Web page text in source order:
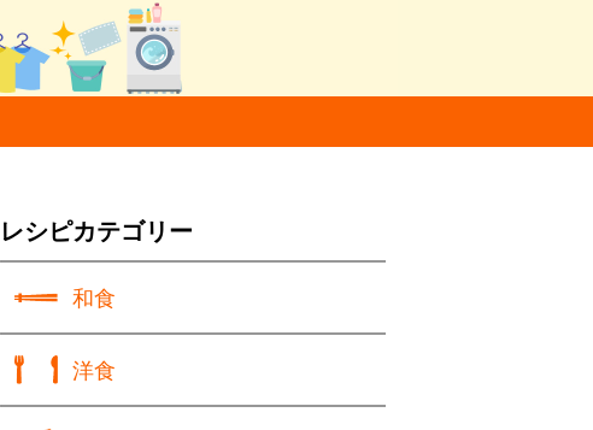
レシピカテゴリー
和食
洋食